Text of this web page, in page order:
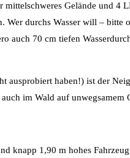
Gelände und 4
durchs Wasser will – bitte
auch 70 cm tiefen
ausprobiert haben!) ist der
im Wald auf unwegsamem
knapp 1,90 m hohes